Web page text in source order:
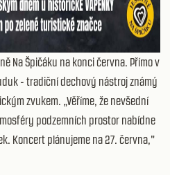
Na Špičáku na konci června. Přímo v
- tradiční dechový nástroj známý
zvukem. „Věříme, že nevšední
podzemních prostor nabídne
Koncert plánujeme na 27. června,"